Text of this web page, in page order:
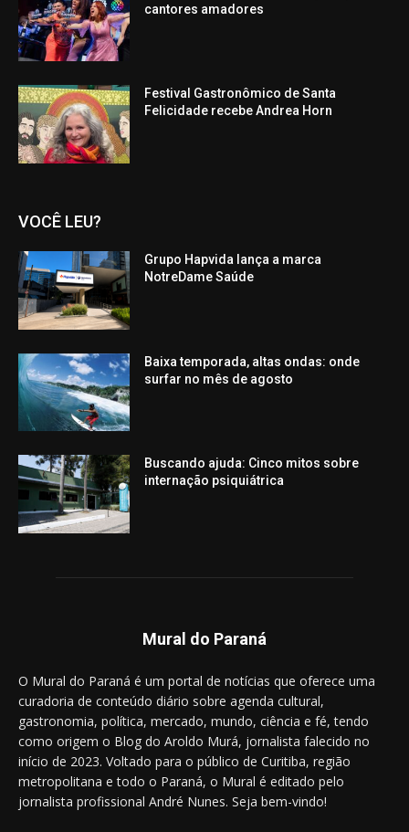
cantores amadores
Festival Gastronômico de Santa
Felicidade recebe Andrea Horn
VOCÊ LEU?
Grupo Hapvida lança a marca
NotreDame Saúde
Baixa temporada, altas ondas: onde
surfar no mês de agosto
Buscando ajuda: Cinco mitos sobre
internação psiquiátrica
Mural do Paraná
O Mural do Paraná é um portal de notícias que oferece uma
curadoria de conteúdo diário sobre agenda cultural,
gastronomia, política, mercado, mundo, ciência e fé, tendo
como origem o Blog do Aroldo Murá, jornalista falecido no
início de 2023. Voltado para o público de Curitiba, região
metropolitana e todo o Paraná, o Mural é editado pelo
jornalista profissional André Nunes. Seja bem-vindo!